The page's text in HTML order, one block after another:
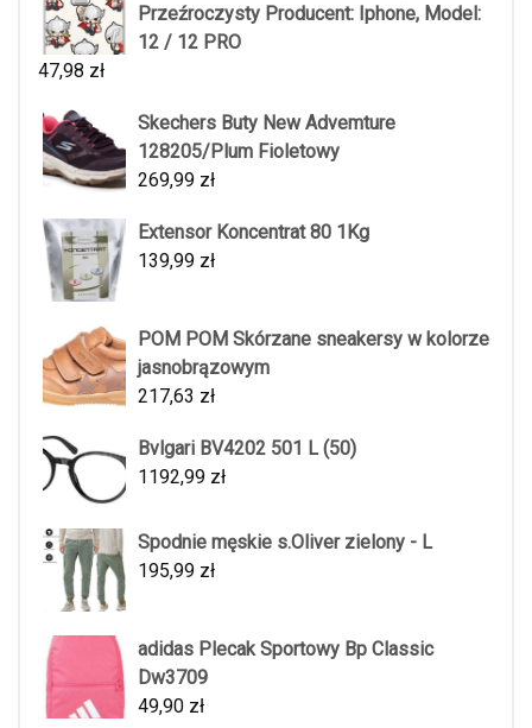
Przeźroczysty Producent: Iphone, Model:
12 / 12 PRO
47,98 zł
Skechers Buty New Advemture
128205/Plum Fioletowy
269,99 zł
Extensor Koncentrat 80 1Kg
139,99 zł
POM POM Skórzane sneakersy w kolorze
jasnobrązowym
217,63 zł
Bvlgari BV4202 501 L (50)
1192,99 zł
Spodnie męskie s.Oliver zielony - L
195,99 zł
adidas Plecak Sportowy Bp Classic
Dw3709
49,90 zł